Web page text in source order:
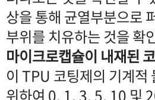
상을 통해 균열부분으로
부위를 치유하는 것을 확
마이크로캡슐이 내재된
이 TPU 코팅제의 기계적
위하여 0, 1, 3, 5, 10 및